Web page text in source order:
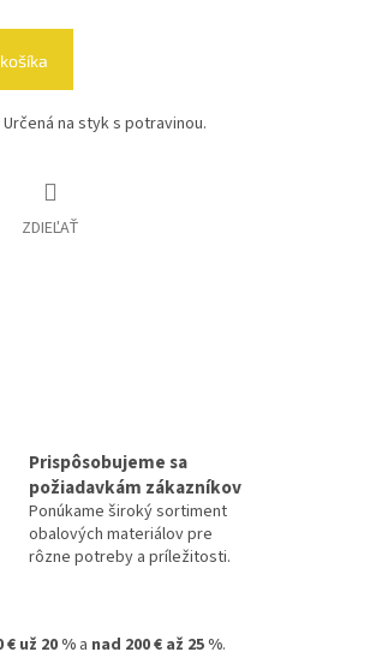
na styk s potravinou.
ZDIEĽAŤ
Prispôsobujeme sa
požiadavkám zákazníkov
Ponúkame široký sortiment
obalových materiálov pre
rôzne potreby a príležitosti.
€ už 20 %a nad 200 € až 25 %.